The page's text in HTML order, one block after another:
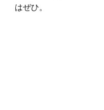
はぜひ。